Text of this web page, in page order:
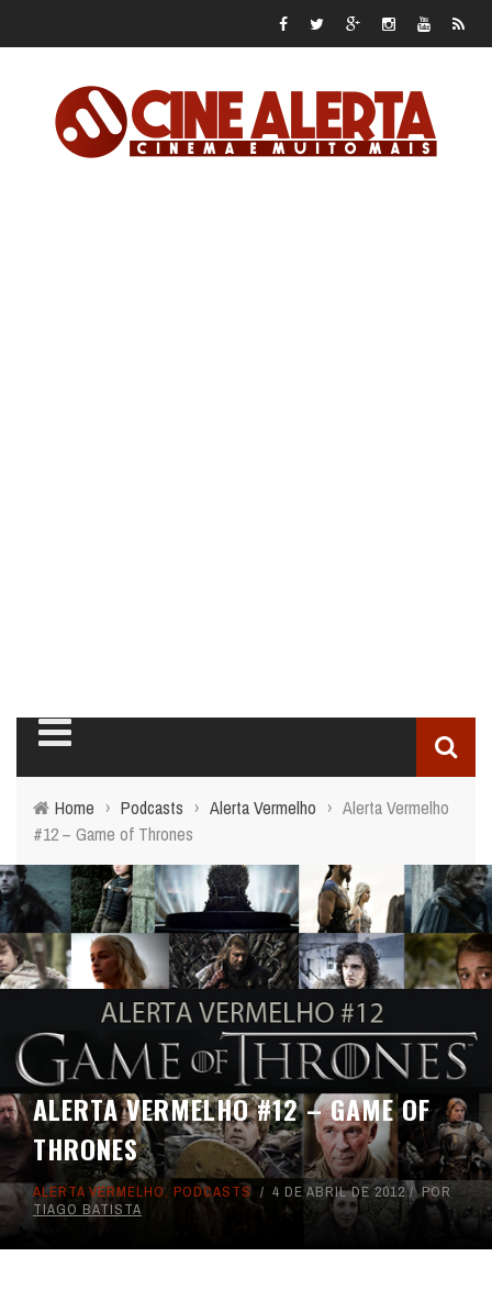
Home › Podcasts › Alerta Vermelho › Alerta Vermelho
#12 – Game of Thrones
ALERTA VERMELHO #12 – GAME OF
THRONES
ALERTA VERMELHO, PODCASTS 4 DE ABRIL DE 2012
POR
TIAGO BATISTA